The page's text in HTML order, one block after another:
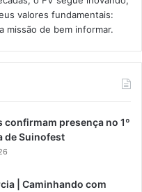
valores fundamentais:
missão de bem informar.​
presença no 1º
de Suinofest
| Caminhando com